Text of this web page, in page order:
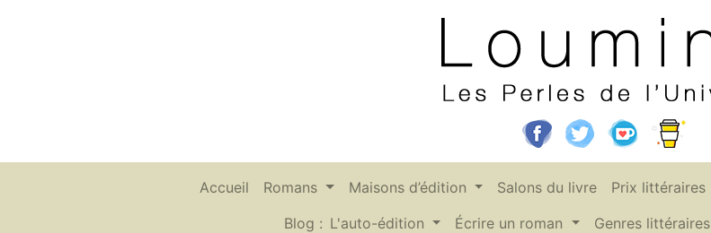
Accueil Romans Maisons d’édition Salons du livre Prix littéraires
Blog : L'auto-édition Écrire un roman Genres littéraires